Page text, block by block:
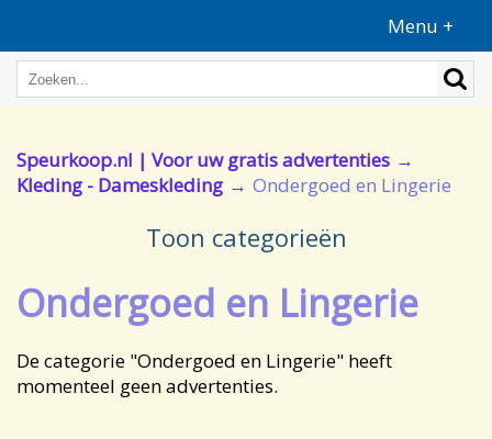
Menu +
Speurkoop.nl | Voor uw gratis advertenties
Kleding - Dameskleding
Ondergoed en Lingerie
Toon categorieën
Ondergoed en Lingerie
De categorie "Ondergoed en Lingerie" heeft
momenteel geen advertenties.